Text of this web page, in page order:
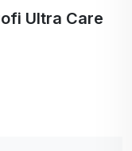
i
Ultra Care